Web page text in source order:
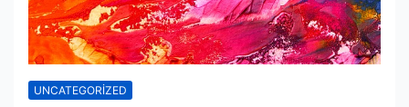
UNCATEGORIZED